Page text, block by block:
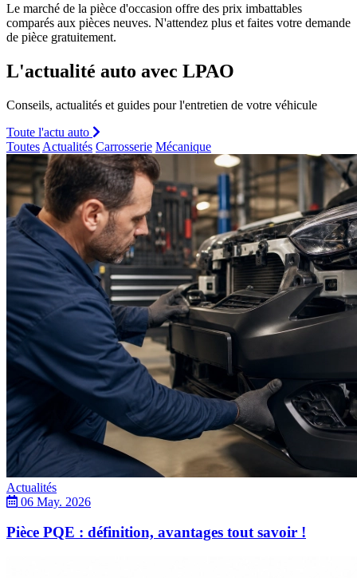
Le marché de la pièce d'occasion offre des prix imbattables
comparés aux pièces neuves. N'attendez plus et faites votre demande
de pièce gratuitement.
L'actualité auto avec LPAO
Conseils, actualités et guides pour l'entretien de votre véhicule
Toute l'actu auto
Toutes Actualités Carrosserie Mécanique
Actualités
06 May. 2026
Pièce PQE : définition, avantages tout savoir !